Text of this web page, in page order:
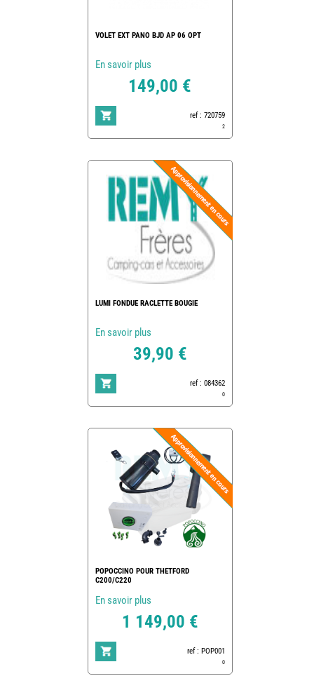
VOLET EXT PANO BJD AP 06 OPT
En savoir plus
149,00 €
ref : 720759
2
LUMI FONDUE RACLETTE BOUGIE
En savoir plus
39,90 €
ref : 084362
0
POPOCCINO POUR THETFORD
C200/C220
En savoir plus
1 149,00 €
ref : POP001
0